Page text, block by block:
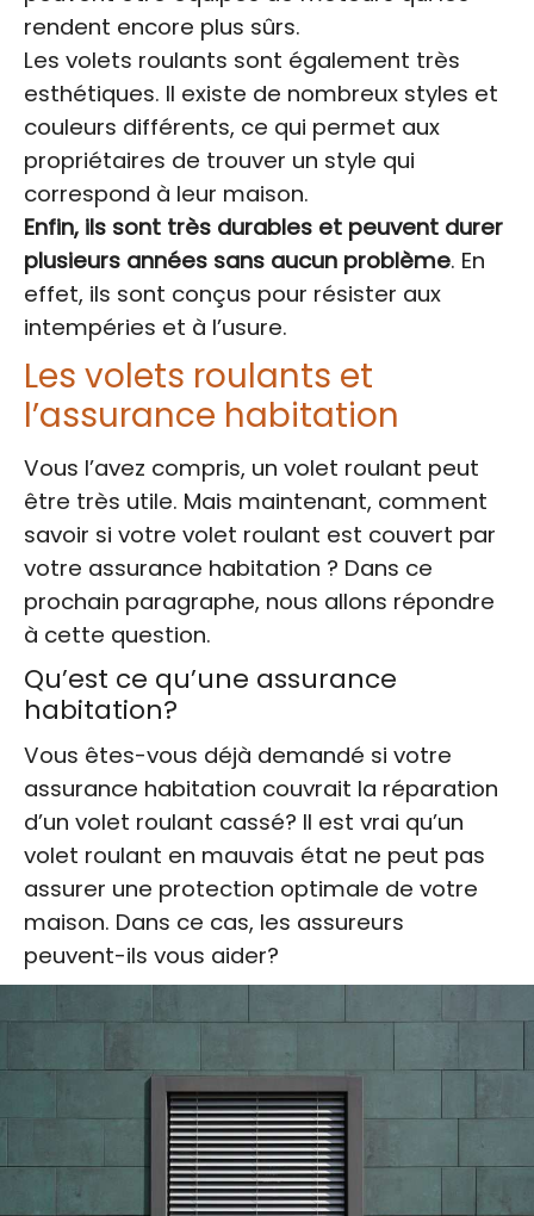
rendent encore plus sûrs.
Les volets roulants sont également très
esthétiques. Il existe de nombreux styles et
couleurs différents, ce qui permet aux
propriétaires de trouver un style qui
correspond à leur maison.
Enfin, ils sont très durables et peuvent durer
plusieurs années sans aucun problème. En
effet, ils sont conçus pour résister aux
intempéries et à l’usure.
Les volets roulants et
l’assurance habitation
Vous l’avez compris, un volet roulant peut
être très utile. Mais maintenant, comment
savoir si votre volet roulant est couvert par
votre assurance habitation ? Dans ce
prochain paragraphe, nous allons répondre
à cette question.
Qu’est ce qu’une assurance
habitation?
Vous êtes-vous déjà demandé si votre
assurance habitation couvrait la réparation
d’un volet roulant cassé? Il est vrai qu’un
volet roulant en mauvais état ne peut pas
assurer une protection optimale de votre
maison. Dans ce cas, les assureurs
peuvent-ils vous aider?